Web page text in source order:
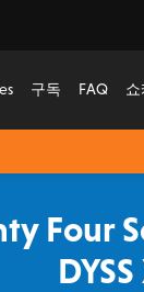
구독 FAQ
Four